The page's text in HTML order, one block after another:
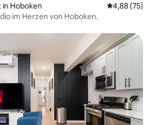
Hoboken
4,88 (75)
im Herzen von Hoboken.